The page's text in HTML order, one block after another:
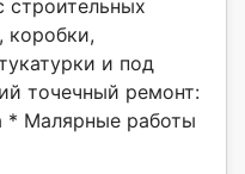
строительных
коробки,
и под
точечный ремонт:
* Малярные работы